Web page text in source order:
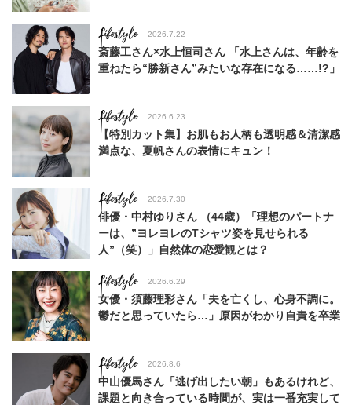
Lifestyle 2026.7.22
斎藤工さん×水上恒司さん 「水上さんは、年齢を
重ねたら“勝新さん”みたいな存在になる……!?」
Lifestyle 2026.6.23
【特別カット集】お肌もお人柄も透明感＆清潔感
満点な、夏帆さんの表情にキュン！
Lifestyle 2026.7.30
俳優・中村ゆりさん （44歳）「理想のパートナ
ーは、”ヨレヨレのTシャツ姿を見せられる
人”（笑）」自然体の恋愛観とは？
Lifestyle 2026.6.29
女優・須藤理彩さん「夫を亡くし、心身不調に。
鬱だと思っていたら…」原因がわかり自責を卒業
Lifestyle 2026.8.6
中山優馬さん「逃げ出したい朝」もあるけれど、
課題と向き合っている時間が、実は一番充実して